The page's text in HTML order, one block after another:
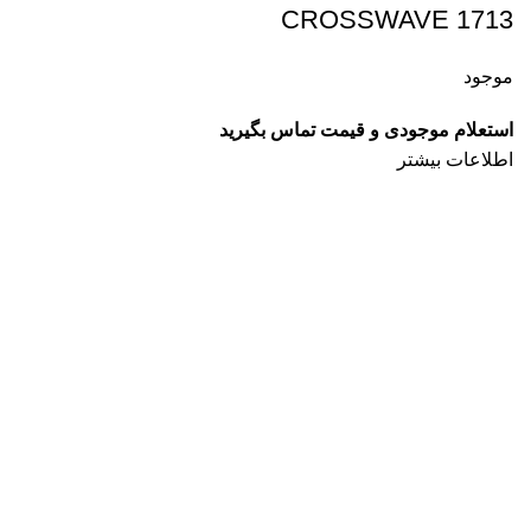
CROSSWAVE 1713
موجود
استعلام موجودی و قیمت تماس بگیرید
اطلاعات بیشتر